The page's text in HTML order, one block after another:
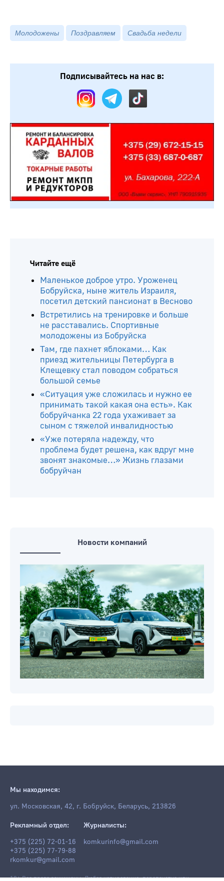
Молодожены Поздравляем Свадьба недели
Подписывайтесь на нас в:
Читайте ещё
Маленькое доброе утро. Уроженец
Бобруйска, ныне житель Израиля,
посетил детский пансионат в Весново
Встретились на тренировке и больше
не расставались. Спортивные
молодожены из Бобруйска
Там, где пахнет яблоками… Как
приезд жительницы Петербурга в
Клещевку стал поводом собраться
большой семье
«Ситуация уже сложилась и нужно ее
принимать такой какая она есть». Как
бобруйчанка 22 года ухаживает за
сыном с тяжелой инвалидностью
«Уже потеряла надежду, что
проблема будет решена, как вдруг мне
звонят знакомые…» Жизнь глазами
бобруйчан
Новости компаний
Мы находимся:
ул. Московская, 42, г. Бобруйск, Беларусь, 213826
Рекламный отдел:
+375 (225) 72-01-16
+375 (225) 77-79-88
rkomkur@gmail.com
Журналисты:
komkurinfo@gmail.com
18+ Все права защищены. Любое копирование, перепечатка или